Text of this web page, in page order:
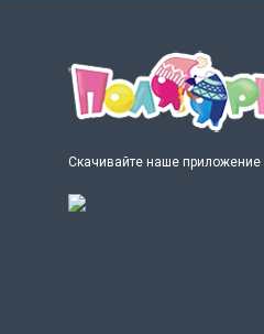
Скачивайте наше приложение